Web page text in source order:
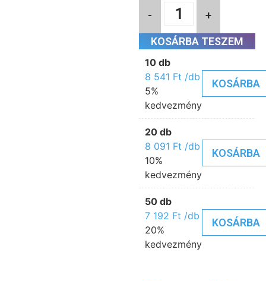
- +
KOSÁRBA TESZEM
10 db
8 541 Ft /db
5%
kedvezmény
KOSÁRBA
20 db
8 091 Ft /db
10%
kedvezmény
KOSÁRBA
50 db
7 192 Ft /db
20%
kedvezmény
KOSÁRBA